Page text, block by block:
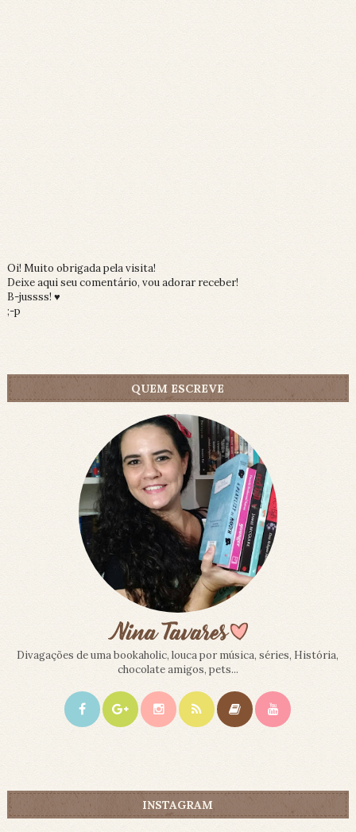
Oi! Muito obrigada pela visita!
Deixe aqui seu comentário, vou adorar receber!
B-jussss! ♥
;-p
QUEM ESCREVE
Divagações de uma bookaholic, louca por música, séries, História,
chocolate amigos, pets...
INSTAGRAM